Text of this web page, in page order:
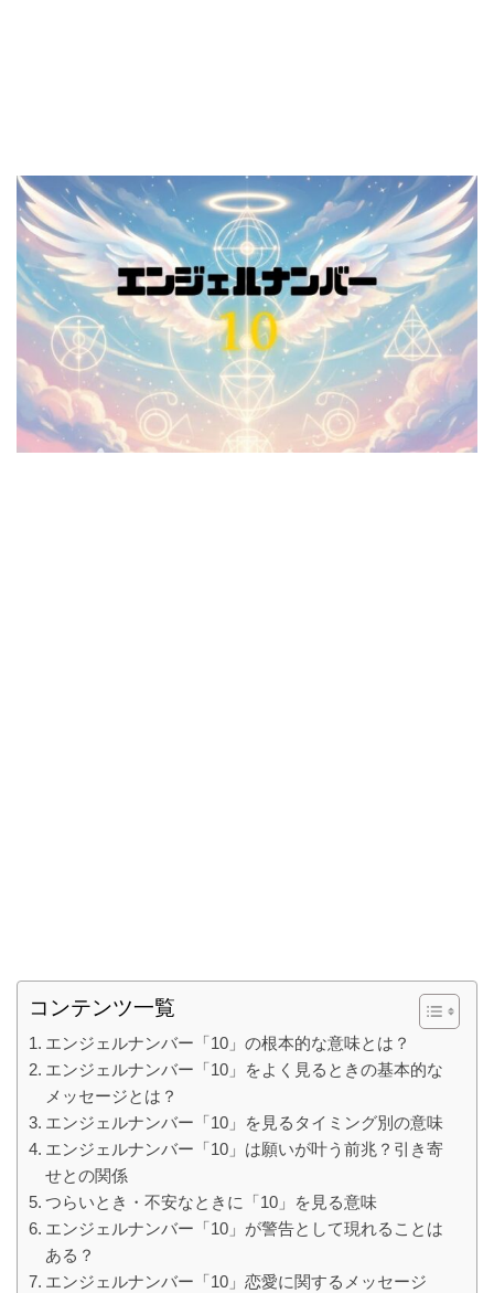
コンテンツ一覧
エンジェルナンバー「10」の根本的な意味とは？
エンジェルナンバー「10」をよく見るときの基本的な
メッセージとは？
エンジェルナンバー「10」を見るタイミング別の意味
エンジェルナンバー「10」は願いが叶う前兆？引き寄
せとの関係
つらいとき・不安なときに「10」を見る意味
エンジェルナンバー「10」が警告として現れることは
ある？
エンジェルナンバー「10」恋愛に関するメッセージ